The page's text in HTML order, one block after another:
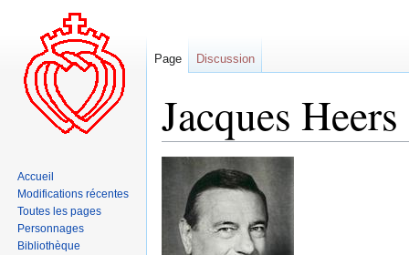
Jacques Heers
navigation
recherche
Page Discussion
Accueil
Modifications récentes
Toutes les pages
Personnages
Bibliothèque